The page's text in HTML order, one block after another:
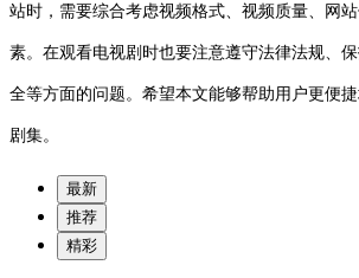
站时，需要综合考虑视频格式、视频质量、网
素。在观看电视剧时也要注意遵守法律法规、
全等方面的问题。希望本文能够帮助用户更便
剧集。
最新
推荐
精彩